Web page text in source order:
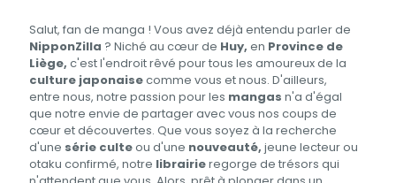
Salut, fan de manga ! Vous avez déjà entendu parler de
NipponZilla ? Niché au cœur de Huy, en Province de
Liège, c'est l'endroit rêvé pour tous les amoureux de la
culture japonaisecomme vous et nous. D'ailleurs,
entre nous, notre passion pour les mangas n'a d'égal
que notre envie de partager avec vous nos coups de
cœur et découvertes. Que vous soyez à la recherche
d'une série culteou d'une nouveauté, jeune lecteur ou
otaku confirmé, notre librairieregorge de trésors qui